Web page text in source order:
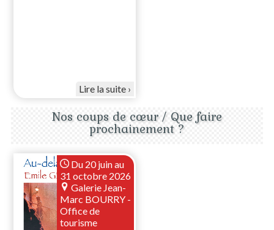
Lire la suite
Nos coups de cœur / Que faire
prochainement ?
Du 20 juin au
31 octobre 2026
Galerie Jean-
Marc BOURRY -
Office de
tourisme